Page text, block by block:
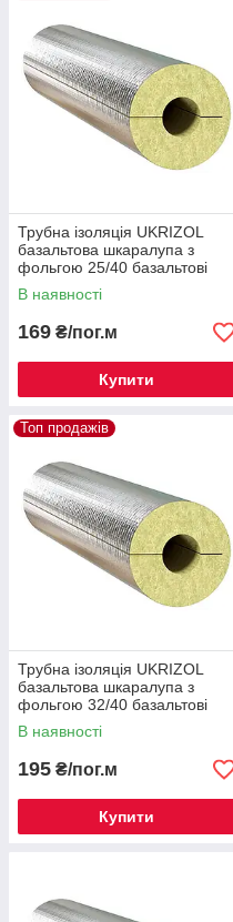
Трубна ізоляція UKRIZOL
базальтова шкаралупа з
фольгою 25/40 базальтові
циліндри
В наявності
169 ₴/пог.м
Купити
Топ продажів
Трубна ізоляція UKRIZOL
базальтова шкаралупа з
фольгою 32/40 базальтові
циліндри
В наявності
195 ₴/пог.м
Купити